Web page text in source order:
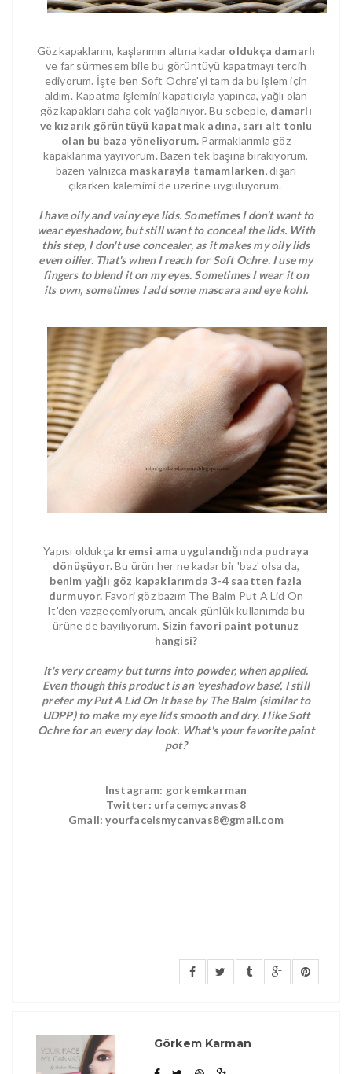
Göz kapaklarım, kaşlarımın altına kadar oldukça damarlı
ve far sürmesem bile bu görüntüyü kapatmayı tercih
ediyorum. İşte ben Soft Ochre'yi tam da bu işlem için
aldım. Kapatma işlemini kapatıcıyla yapınca, yağlı olan
göz kapakları daha çok yağlanıyor. Bu sebeple, damarlı
ve kızarık görüntüyü kapatmak adına, sarı alt tonlu
olan bu baza yöneliyorum. Parmaklarımla göz
kapaklarıma yayıyorum. Bazen tek başına bırakıyorum,
bazen yalnızca maskarayla tamamlarken,dışarı
çıkarken kalemimi de üzerine uyguluyorum.
I have oily and vainy eye lids. Sometimes I don't want to
wear eyeshadow, but still want to conceal the lids. With
this step, I don't use concealer, as it makes my oily lids
even oilier. That's when I reach for Soft Ochre. I use my
fingers to blend it on my eyes. Sometimes I wear it on
its own, sometimes I add some mascara and eye kohl.
Yapısı oldukça kremsi ama uygulandığında pudraya
dönüşüyor.Bu ürün her ne kadar bir 'baz' olsa da,
benim yağlı göz kapaklarımda 3-4 saatten fazla
durmuyor. Favori göz bazım The Balm Put A Lid On
It'den vazgeçemiyorum, ancak günlük kullanımda bu
ürüne de bayılıyorum. Sizin favori paint potunuz
hangisi?
It's very creamy but turns into powder, when applied.
Even though this product is an 'eyeshadow base', I still
prefer my Put A Lid On It base by The Balm (similar to
UDPP) to make my eye lids smooth and dry. I like Soft
Ochre for an every day look. What's your favorite paint
pot?
Instagram: gorkemkarman
Twitter: urfacemycanvas8
Gmail: yourfaceismycanvas8@gmail.com
Görkem Karman